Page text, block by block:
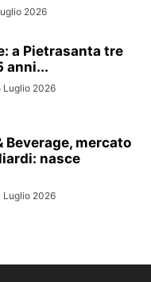
2026
a Pietrasanta tre
anni...
Luglio 2026
Beverage, mercato
nasce
Luglio 2026